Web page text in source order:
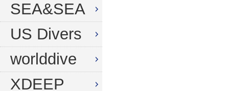
SEA&SEA
US Divers
worlddive
XDEEP